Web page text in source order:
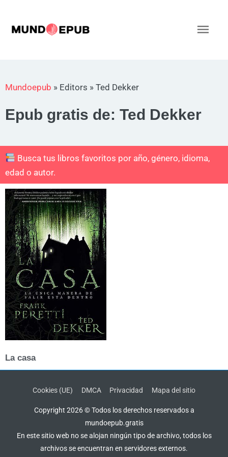
contenido
Mundoepub » Editors » Ted Dekker
Epub gratis de: Ted Dekker
Busca tus libros favoritos por año, género, idioma,
edad o autor.
La casa
Cookies (UE) DMCA Privacidad Mapa del sitio
Copyright 2026 © Todos los derechos reservados a
mundoepub.gratis
En este sitio web no se alojan ningún tipo de archivo, todos los
archivos se encuentran en servidores externos.